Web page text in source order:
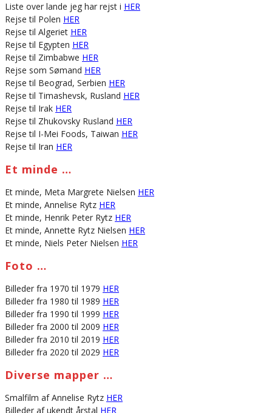
Liste over lande jeg har rejst i HER
Rejse til Polen HER
Rejse til Algeriet HER
Rejse til Egypten HER
Rejse til Zimbabwe HER
Rejse som Sømand HER
Rejse til Beograd, Serbien HER
Rejse til Timashevsk, Rusland HER
Rejse til Irak HER
Rejse til Zhukovsky Rusland HER
Rejse til I-Mei Foods, Taiwan HER
Rejse til Iran HER
Et minde …
Et minde, Meta Margrete Nielsen HER
Et minde, Annelise Rytz HER
Et minde, Henrik Peter Rytz HER
Et minde, Annette Rytz Nielsen HER
Et minde, Niels Peter Nielsen HER
Foto …
Billeder fra 1970 til 1979 HER
Billeder fra 1980 til 1989 HER
Billeder fra 1990 til 1999 HER
Billeder fra 2000 til 2009 HER
Billeder fra 2010 til 2019 HER
Billeder fra 2020 til 2029 HER
Diverse mapper …
Smalfilm af Annelise Rytz HER
Billeder af ukendt årstal HER